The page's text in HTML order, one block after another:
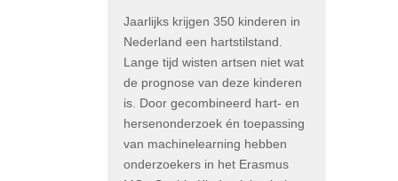
Jaarlijks krijgen 350 kinderen in
Nederland een hartstilstand.
Lange tijd wisten artsen niet wat
de prognose van deze kinderen
is. Door gecombineerd hart- en
hersenonderzoek én toepassing
van machinelearning hebben
onderzoekers in het Erasmus